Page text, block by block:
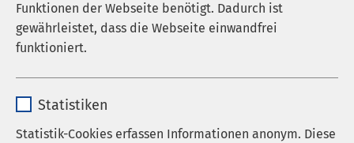
Funktionen der Webseite benötigt. Dadurch ist
gewährleistet, dass die Webseite einwandfrei
funktioniert.
Anbieter sgalinski
Statistiken
Statistik-Cookies erfassen Informationen anonym. Diese
Datum von: Datum bis: